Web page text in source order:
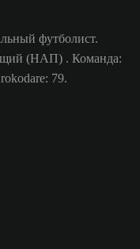
футболист.
(НАП) . Команда:
79.